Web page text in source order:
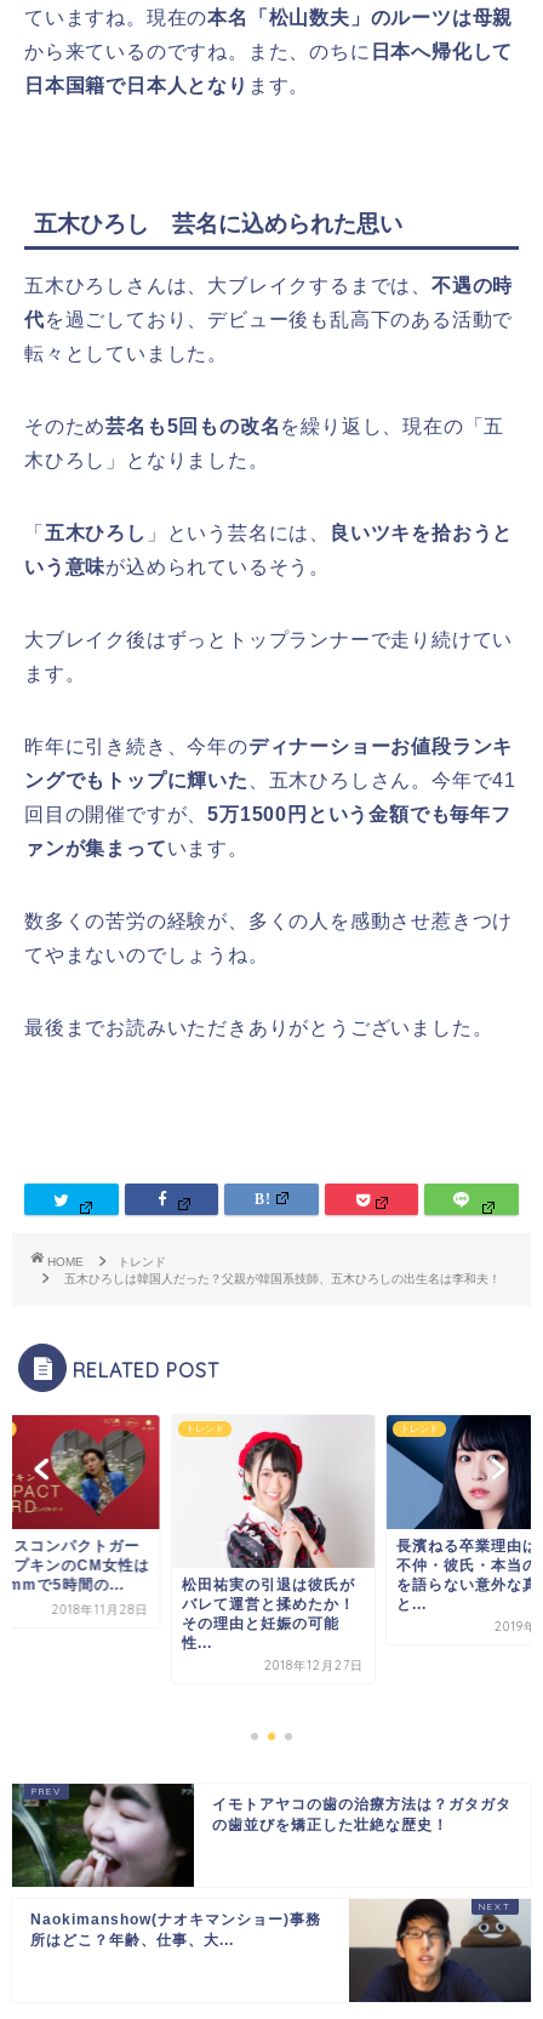
ていますね。現在の本名「松山数夫」のルーツは母親
から来ているのですね。また、のちに 日本へ帰化して
日本国籍で日本人となり ます。
五木ひろし 芸名に込められた思い
五木ひろしさんは、大ブレイクするまでは、 不遇の時
代を過ごしており、デビュー後も乱高下のある活動で
転々としていました。
そのため芸名も5回もの改名 を繰り返し、現在の「五
木ひろし」となりました。
「 五木ひろし 」という芸名には、
良いツキを拾おうと
いう意味が込められているそう。
大ブレイク後はずっとトップランナーで走り続けてい
ます。
昨年に引き続き、今年のディナーショーお値段ランキ
ングでもトップに輝いた
、五木ひろしさん。今年で41
回目の開催ですが、5万1500円という金額でも毎年フ
ァンが集まっています。
数多くの苦労の経験が、多くの人を感動させ惹きつけ
てやまないのでしょうね。
最後までお読みいただきありがとうございました。
HOME
トレンド
五木ひろしは韓国人だった？父親が韓国系技師、五木ひろしの出生名は李和夫！
RELATED POST
スコンパクトガー
プキンのCM女性は
で5時間の...
2018年11月28日
トレンド
松田祐実の引退は彼氏が
バレて運営と揉めたか！
その理由と妊娠の可能
性...
2018年12月27日
トレンド
長濱ねる卒業理由は
不仲・彼氏・本当の
を語らない意外な真
と...
2019年
イモトアヤコの歯の治療方法は？ガタガタ
の歯並びを矯正した壮絶な歴史！
Naokimanshow(ナオキマンショー)事務
所はどこ？年齢、仕事、大...